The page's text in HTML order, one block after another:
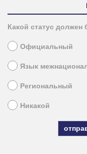
Какой статус должен
Официальный
Язык
Региональный
Никакой